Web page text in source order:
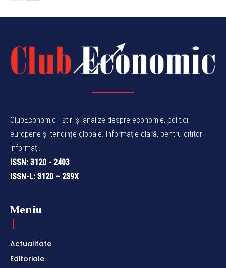
ClubEconomic - știri și analize despre economie, politici
europene și tendințe globale. Informație clară, pentru cititori
informați.
ISSN: 3120 - 2403
ISSN-L: 3120 – 239X
Meniu
Actualitate
Editoriale